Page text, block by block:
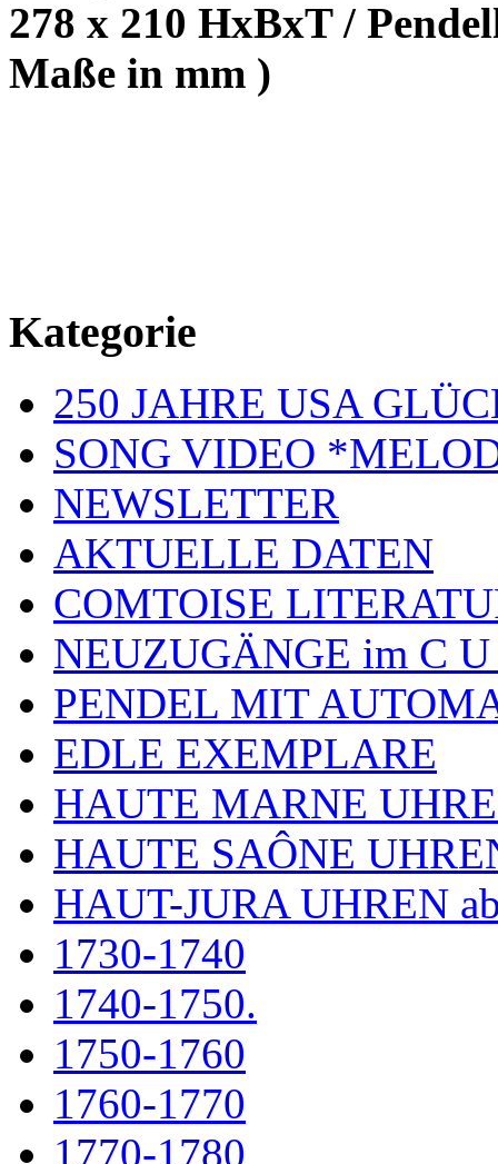
278 x 210 HxBxT / P
Maße in mm )
Kategorie
250 JAHRE USA
SONG VIDEO
NEWSLETTER
AKTUELLE DATEN
COMTOISE
NEUZUGÄNGE im C
PENDEL MIT
EDLE EXEMPLARE
HAUTE MARNE
HAUTE SAÔNE
HAUT-JURA UHREN
1730-1740
1740-1750.
1750-1760
1760-1770
1770-1780